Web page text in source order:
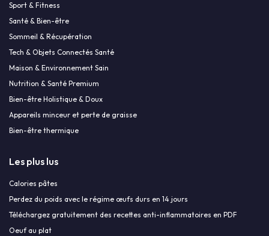
Sport & Fitness
Santé & Bien-être
Sommeil & Récupération
Tech & Objets Connectés Santé
Maison & Environnement Sain
Nutrition & Santé Premium
Bien-être Holistique & Doux
Appareils minceur et perte de graisse
Bien-être thermique
Les plus lus
Calories pâtes
Perdez du poids avec le régime œufs durs en 14 jours
Téléchargez gratuitement des recettes anti-inflammatoires en PDF
Oeuf au plat